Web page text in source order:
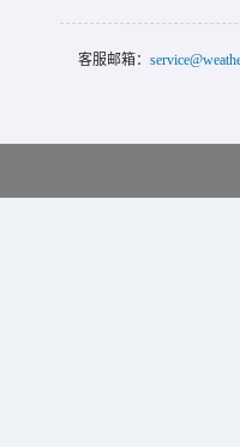
客服邮箱：